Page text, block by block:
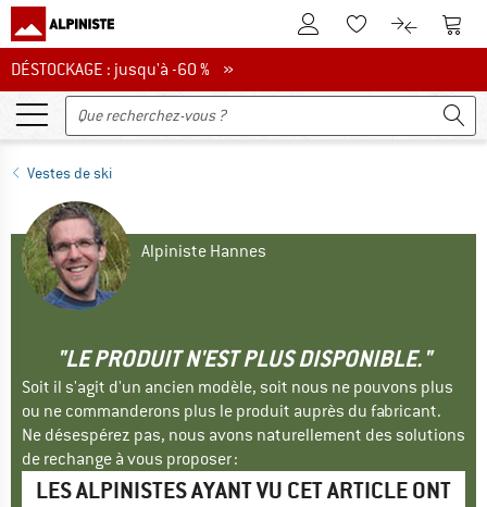
Vers le compte client
Vers la liste
Vers le
DÉSTOCKAGE : jusqu'à -60 %
DÉSTOCKAGE : jusqu'à -60 % »
Vestes de ski
Alpiniste Hannes
"LE PRODUIT N'EST PLUS DISPONIBLE."
Soit il s'agit d'un ancien modèle, soit nous ne pouvons plus
ou ne commanderons plus le produit auprès du fabricant.
Ne désespérez pas, nous avons naturellement des solutions
de rechange à vous proposer :
LES ALPINISTES AYANT VU CET ARTICLE ONT